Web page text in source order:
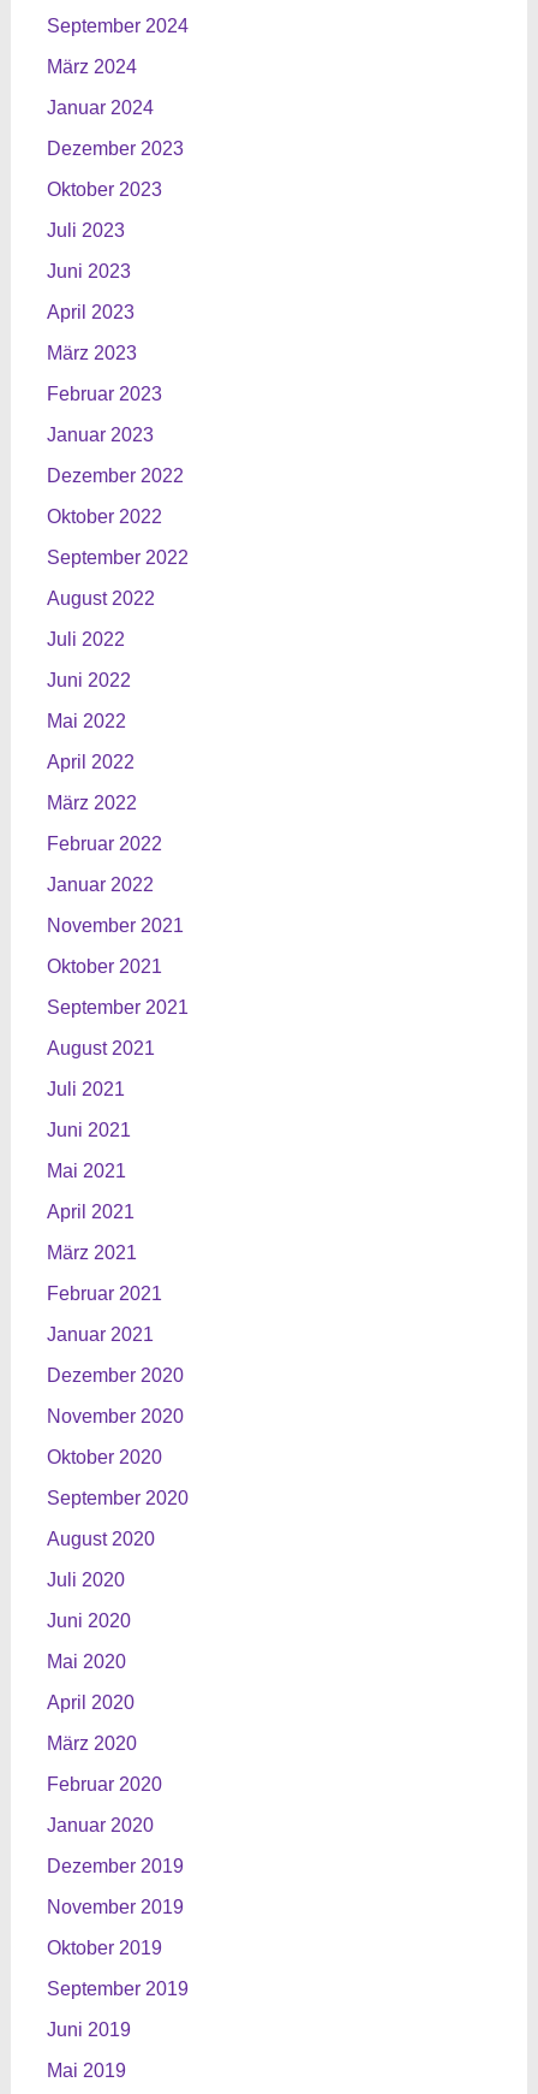
September 2024
März 2024
Januar 2024
Dezember 2023
Oktober 2023
Juli 2023
Juni 2023
April 2023
März 2023
Februar 2023
Januar 2023
Dezember 2022
Oktober 2022
September 2022
August 2022
Juli 2022
Juni 2022
Mai 2022
April 2022
März 2022
Februar 2022
Januar 2022
November 2021
Oktober 2021
September 2021
August 2021
Juli 2021
Juni 2021
Mai 2021
April 2021
März 2021
Februar 2021
Januar 2021
Dezember 2020
November 2020
Oktober 2020
September 2020
August 2020
Juli 2020
Juni 2020
Mai 2020
April 2020
März 2020
Februar 2020
Januar 2020
Dezember 2019
November 2019
Oktober 2019
September 2019
Juni 2019
Mai 2019